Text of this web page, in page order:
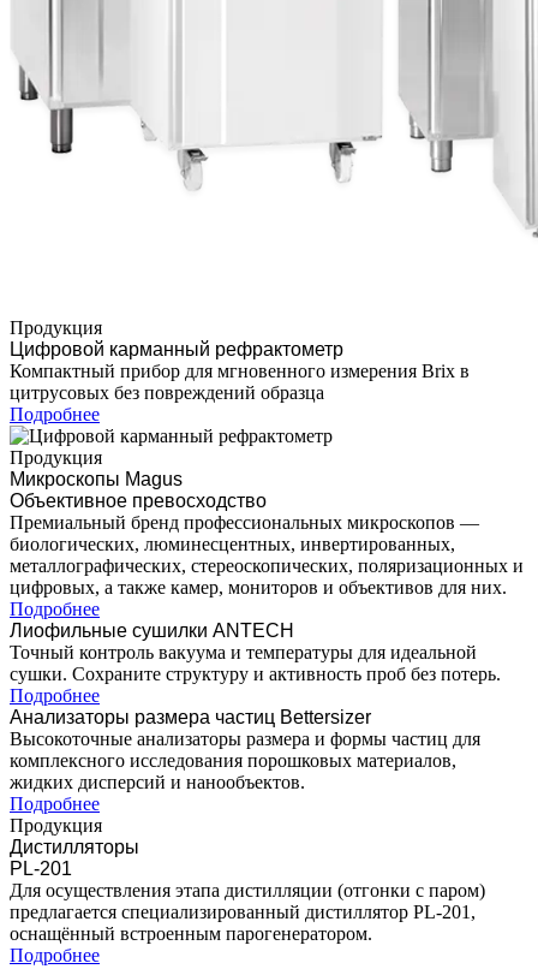
Продукция
Цифровой карманный рефрактометр
Компактный прибор для мгновенного измерения Brix в
цитрусовых без повреждений образца
Подробнее
Продукция
Микроскопы Magus
Объективное превосходство
Премиальный бренд профессиональных микроскопов —
биологических, люминесцентных, инвертированных,
металлографических, стереоскопических, поляризационных и
цифровых, а также камер, мониторов и объективов для них.
Подробнее
Лиофильные сушилки ANTECH
Точный контроль вакуума и температуры для идеальной
сушки. Сохраните структуру и активность проб без потерь.
Подробнее
Анализаторы размера частиц Bettersizer
Высокоточные анализаторы размера и формы частиц для
комплексного исследования порошковых материалов,
жидких дисперсий и нанообъектов.
Подробнее
Продукция
Дистилляторы
PL-201
Для осуществления этапа дистилляции (отгонки с паром)
предлагается специализированный дистиллятор PL-201,
оснащённый встроенным парогенератором.
Подробнее